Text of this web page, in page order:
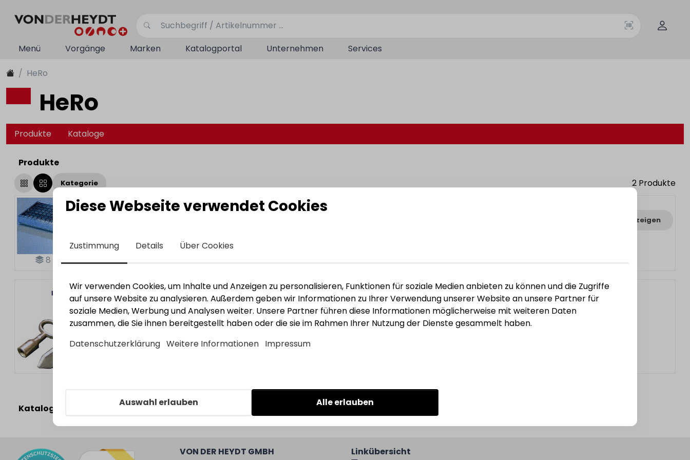
Menü Vorgänge Marken Katalogportal Unternehmen Services
HeRo
HeRo
Produkte Kataloge
Produkte
Kategorie 2 Produkte
8 Varianten
Treppenstufen verzinkt
Varianten anzeigen
HeRoSteckschlüsselverschluss
Bestell-Nr.:3630101
Kataloge
VON DER HEYDT GMBH Linkübersicht
Diese Webseite verwendet Cookies
Zustimmung Details Über Cookies
Wir verwenden Cookies, um Inhalte und Anzeigen zu personalisieren, Funktionen für soziale Medien anbieten zu können und die Zugriffe
auf unsere Website zu analysieren. Außerdem geben wir Informationen zu Ihrer Verwendung unserer Website an unsere Partner für
soziale Medien, Werbung und Analysen weiter. Unsere Partner führen diese Informationen möglicherweise mit weiteren Daten
zusammen, die Sie ihnen bereitgestellt haben oder die sie im Rahmen Ihrer Nutzung der Dienste gesammelt haben.
Datenschutzerklärung Weitere Informationen Impressum
Auswahl erlauben Alle erlauben